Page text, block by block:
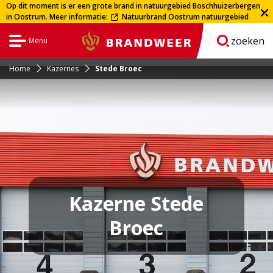
Op dit moment is er een grote brand in natuurgebied Boschhuizerbergen
in Oostrum. Meer informatie:
Dit
is
een
pagina
Natuurbrand Oostrum natuurgebied
Menu
Brandweer zoeken
Home Kazernes Stede Broec
Kazerne Stede
Broec